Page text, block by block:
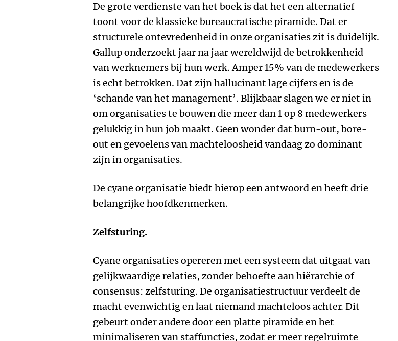
De grote verdienste van het boek is dat het een alternatief
toont voor de klassieke bureaucratische piramide. Dat er
structurele ontevredenheid in onze organisaties zit is duidelijk.
Gallup onderzoekt jaar na jaar wereldwijd de betrokkenheid
van werknemers bij hun werk. Amper 15% van de medewerkers
is echt betrokken. Dat zijn hallucinant lage cijfers en is de
‘schande van het management’. Blijkbaar slagen we er niet in
om organisaties te bouwen die meer dan 1 op 8 medewerkers
gelukkig in hun job maakt. Geen wonder dat burn-out, bore-
out en gevoelens van machteloosheid vandaag zo dominant
zijn in organisaties.
De cyane organisatie biedt hierop een antwoord en heeft drie
belangrijke hoofdkenmerken.
Zelfsturing.
Cyane organisaties opereren met een systeem dat uitgaat van
gelijkwaardige relaties, zonder behoefte aan hiërarchie of
consensus: zelfsturing. De organisatiestructuur verdeelt de
macht evenwichtig en laat niemand machteloos achter. Dit
gebeurt onder andere door een platte piramide en het
minimaliseren van staffuncties, zodat er meer regelruimte